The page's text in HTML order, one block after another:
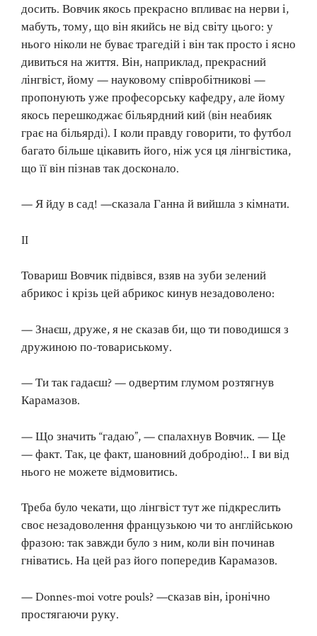
досить. Вовчик якось прекрасно впливає на нерви і,
мабуть, тому, що він якийсь не від світу цього: у
нього ніколи не буває трагедій і він так просто і ясно
дивиться на життя. Він, наприклад, прекрасний
лінгвіст, йому — науковому співробітникові —
пропонують уже професорську кафедру, але йому
якось перешкоджає більярдний кий (він неабияк
грає на більярді). І коли правду говорити, то футбол
багато більше цікавить його, ніж уся ця лінгвістика,
що її він пізнав так досконало.
— Я йду в сад! —сказала Ганна й вийшла з кімнати.
II
Товариш Вовчик підвівся, взяв на зуби зелений
абрикос і крізь цей абрикос кинув незадоволено:
— Знаєш, друже, я не сказав би, що ти поводишся з
дружиною по-товариському.
— Ти так гадаєш? — одвертим глумом розтягнув
Карамазов.
— Що значить “гадаю”, — спалахнув Вовчик. — Це
— факт. Так, це факт, шановний добродію!.. І ви від
нього не можете відмовитись.
Треба було чекати, що лінгвіст тут же підкреслить
своє незадоволення французькою чи то англійською
фразою: так завжди було з ним, коли він починав
гніватись. На цей раз його попередив Карамазов.
— Donnеs-moi votre pouls? —сказав він, іронічно
простягаючи руку.